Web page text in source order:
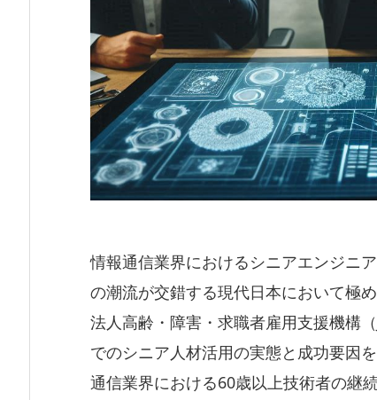
情報通信業界におけるシニアエンジニ
の潮流が交錯する現代日本において極
法人高齢・障害・求職者雇用支援機構
でのシニア人材活用の実態と成功要因
通信業界における60歳以上技術者の継